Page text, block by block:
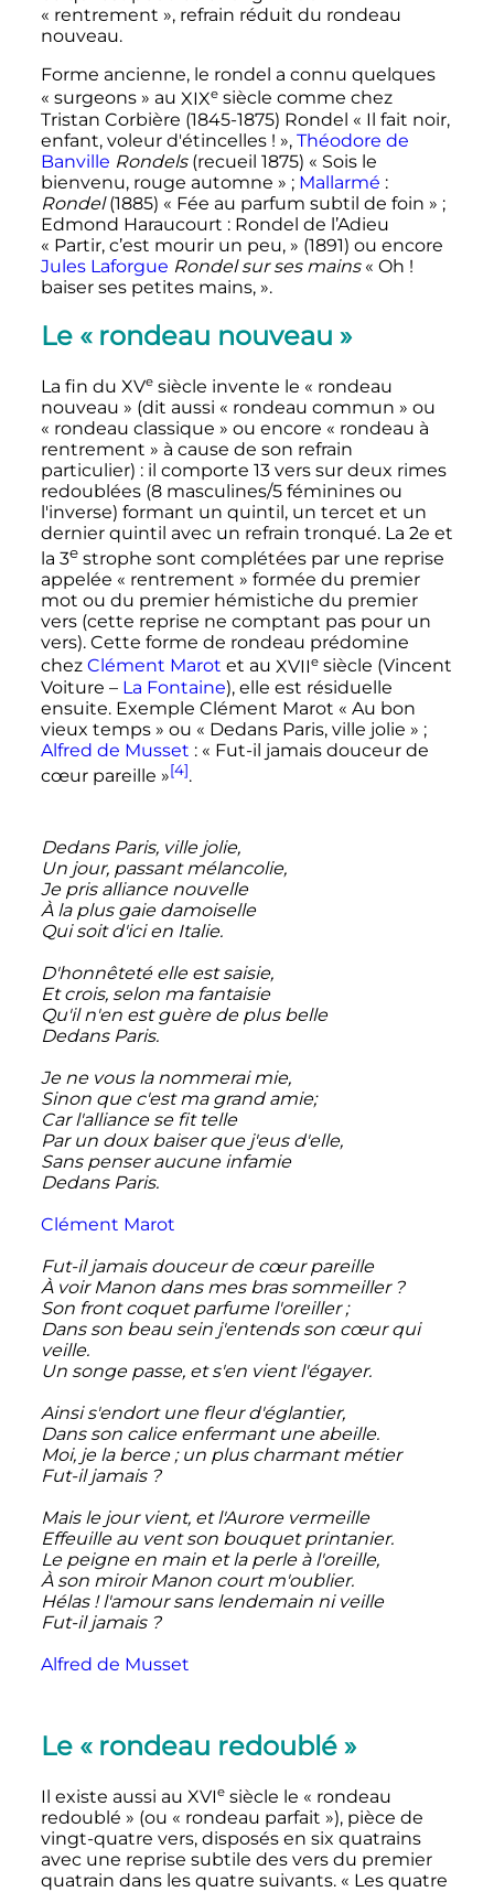
« rentrement », refrain réduit du rondeau
nouveau.
Forme ancienne, le rondel a connu quelques
« surgeons » au XIXe siècle comme chez
Tristan Corbière (1845-1875) Rondel « Il fait noir,
enfant, voleur d'étincelles ! », Théodore de
Banville Rondels(recueil 1875) « Sois le
bienvenu, rouge automne » ; Mallarmé :
Rondel(1885) « Fée au parfum subtil de foin » ;
Edmond Haraucourt : Rondel de l’Adieu
« Partir, c’est mourir un peu, » (1891) ou encore
Jules Laforgue Rondel sur ses mains« Oh !
baiser ses petites mains, ».
Le « rondeau nouveau »
La fin du XVe siècle invente le « rondeau
nouveau » (dit aussi « rondeau commun » ou
« rondeau classique » ou encore « rondeau à
rentrement » à cause de son refrain
particulier) : il comporte 13 vers sur deux rimes
redoublées (8 masculines/5 féminines ou
l'inverse) formant un quintil, un tercet et un
dernier quintil avec un refrain tronqué. La 2e et
la 3e strophe sont complétées par une reprise
appelée « rentrement » formée du premier
mot ou du premier hémistiche du premier
vers (cette reprise ne comptant pas pour un
vers). Cette forme de rondeau prédomine
chez Clément Marot et au XVIIe siècle (Vincent
Voiture – La Fontaine), elle est résiduelle
ensuite. Exemple Clément Marot « Au bon
vieux temps » ou « Dedans Paris, ville jolie » ;
Alfred de Musset : « Fut-il jamais douceur de
cœur pareille »[4].
Dedans Paris, ville jolie,
Un jour, passant mélancolie,
Je pris alliance nouvelle
À la plus gaie damoiselle
Qui soit d'ici en Italie.
D'honnêteté elle est saisie,
Et crois, selon ma fantaisie
Qu'il n'en est guère de plus belle
Dedans Paris.
Je ne vous la nommerai mie,
Sinon que c'est ma grand amie;
Car l'alliance se fit telle
Par un doux baiser que j'eus d'elle,
Sans penser aucune infamie
Dedans Paris.
Clément Marot
Fut-il jamais douceur de cœur pareille
À voir Manon dans mes bras sommeiller ?
Son front coquet parfume l'oreiller ;
Dans son beau sein j'entends son cœur qui
veille.
Un songe passe, et s'en vient l'égayer.
Ainsi s'endort une fleur d'églantier,
Dans son calice enfermant une abeille.
Moi, je la berce ; un plus charmant métier
Fut-il jamais ?
Mais le jour vient, et l'Aurore vermeille
Effeuille au vent son bouquet printanier.
Le peigne en main et la perle à l'oreille,
À son miroir Manon court m'oublier.
Hélas ! l'amour sans lendemain ni veille
Fut-il jamais ?
Alfred de Musset
Le « rondeau redoublé »
Il existe aussi au XVIe siècle le « rondeau
redoublé » (ou « rondeau parfait »), pièce de
vingt-quatre vers, disposés en six quatrains
avec une reprise subtile des vers du premier
quatrain dans les quatre suivants. « Les quatre